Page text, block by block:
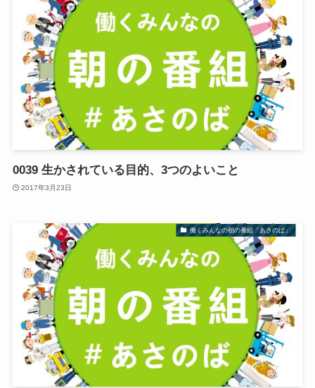
0039 生かされている目的、3つのよいこと
2017年3月23日
働くみんなの朝の番組「あさのば」